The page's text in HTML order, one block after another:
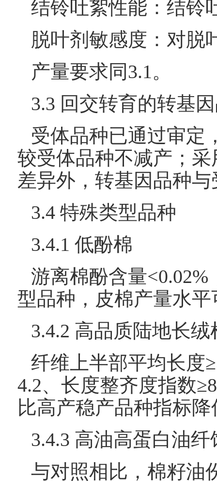
结铃吐絮性能：结铃
脱叶剂敏感度：对脱
产量要求同3.1。
3.3 回交转育的转基
受体品种已通过审定
较受体品种不减产；
差异外，转基因品种
3.4 特殊类型品种
3.4.1 低酚棉
游离棉酚含量
型品种，皮棉产量水
3.4.2 高品质陆地长绒
纤维上半部平均长度
4.2、长度整齐度指数
比高产稳产品种指标
3.4.3 高油高蛋白油
与对照相比，棉籽油